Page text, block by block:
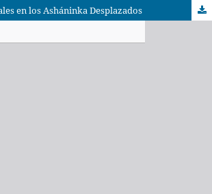
en los Asháninka Desplazados